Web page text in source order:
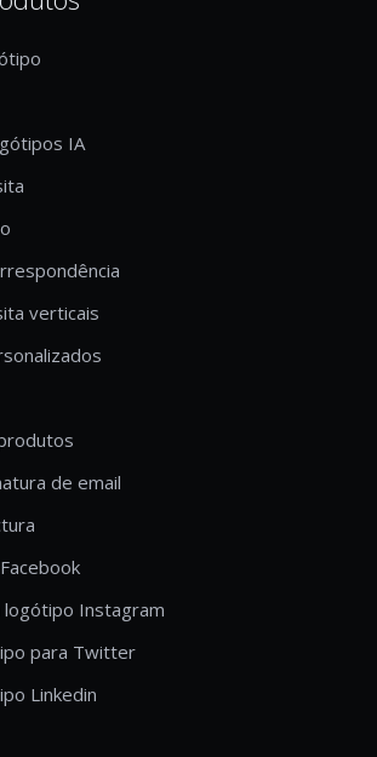
IA
verticais
de email
logótipo Instagram
para Twitter
Linkedin